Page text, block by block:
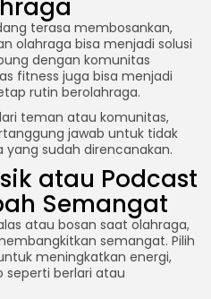
terasa membosankan,
olahraga bisa menjadi solusi
dengan komunitas
fitness juga bisa menjadi
rutin berolahraga.
teman atau komunitas,
jawab untuk tidak
sudah direncanakan.
atau Podcast
Semangat
atau bosan saat olahraga,
semangat. Pilih
meningkatkan energi,
berlari atau